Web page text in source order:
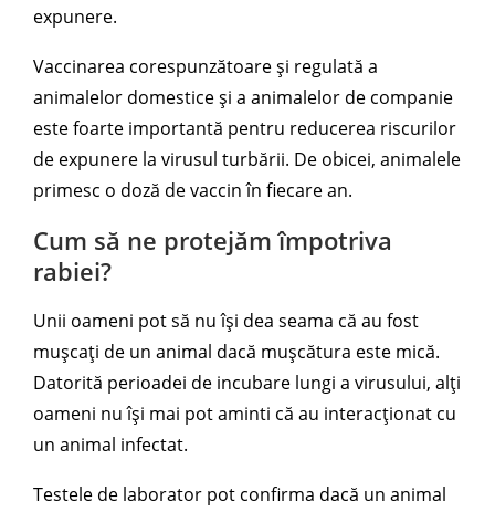
expunere.
Vaccinarea corespunzătoare și regulată a
animalelor domestice și a animalelor de companie
este foarte importantă pentru reducerea riscurilor
de expunere la virusul turbării. De obicei, animalele
primesc o doză de vaccin în fiecare an.
Cum să ne protejăm împotriva
rabiei?
Unii oameni pot să nu își dea seama că au fost
mușcați de un animal dacă mușcătura este mică.
Datorită perioadei de incubare lungi a virusului, alți
oameni nu își mai pot aminti că au interacționat cu
un animal infectat.
Testele de laborator pot confirma dacă un animal